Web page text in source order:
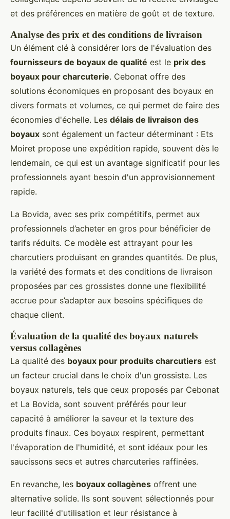
et des préférences en matière de goût et de texture.
Analyse des prix et des conditions de livraison
Un élément clé à considérer lors de l'évaluation des
fournisseurs de boyaux de qualité est le prix des
boyaux pour charcuterie. Cebonat offre des
solutions économiques en proposant des boyaux en
divers formats et volumes, ce qui permet de faire des
économies d'échelle. Les délais de livraison des
boyaux sont également un facteur déterminant : Ets
Moiret propose une expédition rapide, souvent dès le
lendemain, ce qui est un avantage significatif pour les
professionnels ayant besoin d'un approvisionnement
rapide.
La Bovida, avec ses prix compétitifs, permet aux
professionnels d’acheter en gros pour bénéficier de
tarifs réduits. Ce modèle est attrayant pour les
charcutiers produisant en grandes quantités. De plus,
la variété des formats et des conditions de livraison
proposées par ces grossistes donne une flexibilité
accrue pour s’adapter aux besoins spécifiques de
chaque client.
Évaluation de la qualité des boyaux naturels
versus collagènes
La qualité des boyaux pour produits charcutiers est
un facteur crucial dans le choix d'un grossiste. Les
boyaux naturels, tels que ceux proposés par Cebonat
et La Bovida, sont souvent préférés pour leur
capacité à améliorer la saveur et la texture des
produits finaux. Ces boyaux respirent, permettant
l'évaporation de l'humidité, et sont idéaux pour les
saucissons secs et autres charcuteries raffinées.
En revanche, les boyaux collagènes offrent une
alternative solide. Ils sont souvent sélectionnés pour
leur facilité d'utilisation et leur résistance à